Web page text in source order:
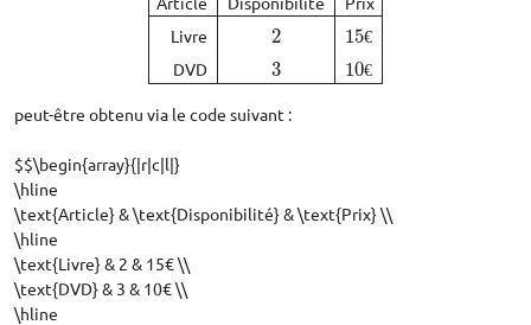
Livre
DVD
2
3
15€
10€
ArticleDisponibilité Livre215
peut-être obtenu via le code suivant :
$$\begin{array}{|r|c|l|}
\hline
\text{Article} & \text{Disponibilité} & \text{Prix} \\
\hline
\text{Livre} & 2 & 15€ \\
\text{DVD} & 3 & 10€ \\
\hline